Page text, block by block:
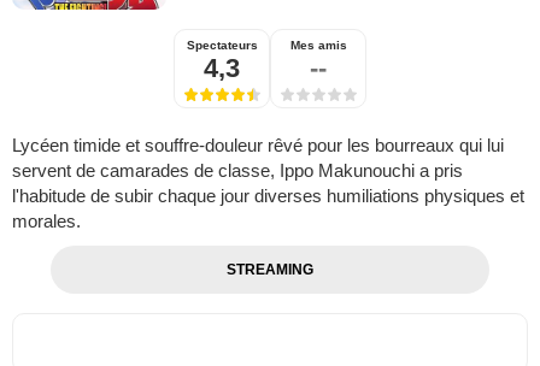
Spectateurs
4,3
Mes amis
--
Lycéen timide et souffre-douleur rêvé pour les bourreaux qui lui
servent de camarades de classe, Ippo Makunouchi a pris
l'habitude de subir chaque jour diverses humiliations physiques et
morales.
STREAMING